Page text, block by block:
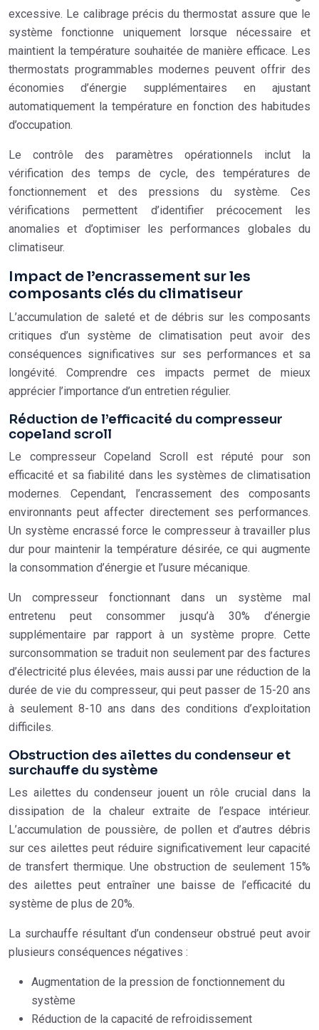
excessive. Le calibrage précis du thermostat assure que le
système fonctionne uniquement lorsque nécessaire et
maintient la température souhaitée de manière efficace. Les
thermostats programmables modernes peuvent offrir des
économies d’énergie supplémentaires en ajustant
automatiquement la température en fonction des habitudes
d’occupation.
Le contrôle des paramètres opérationnels inclut la
vérification des temps de cycle, des températures de
fonctionnement et des pressions du système. Ces
vérifications permettent d’identifier précocement les
anomalies et d’optimiser les performances globales du
climatiseur.
Impact de l’encrassement sur les
composants clés du climatiseur
L’accumulation de saleté et de débris sur les composants
critiques d’un système de climatisation peut avoir des
conséquences significatives sur ses performances et sa
longévité. Comprendre ces impacts permet de mieux
apprécier l’importance d’un entretien régulier.
Réduction de l’efficacité du compresseur
copeland scroll
Le compresseur Copeland Scroll est réputé pour son
efficacité et sa fiabilité dans les systèmes de climatisation
modernes. Cependant, l’encrassement des composants
environnants peut affecter directement ses performances.
Un système encrassé force le compresseur à travailler plus
dur pour maintenir la température désirée, ce qui augmente
la consommation d’énergie et l’usure mécanique.
Un compresseur fonctionnant dans un système mal
entretenu peut consommer jusqu’à 30% d’énergie
supplémentaire par rapport à un système propre. Cette
surconsommation se traduit non seulement par des factures
d’électricité plus élevées, mais aussi par une réduction de la
durée de vie du compresseur, qui peut passer de 15-20 ans
à seulement 8-10 ans dans des conditions d’exploitation
difficiles.
Obstruction des ailettes du condenseur et
surchauffe du système
Les ailettes du condenseur jouent un rôle crucial dans la
dissipation de la chaleur extraite de l’espace intérieur.
L’accumulation de poussière, de pollen et d’autres débris
sur ces ailettes peut réduire significativement leur capacité
de transfert thermique. Une obstruction de seulement 15%
des ailettes peut entraîner une baisse de l’efficacité du
système de plus de 20%.
La surchauffe résultant d’un condenseur obstrué peut avoir
plusieurs conséquences négatives :
Augmentation de la pression de fonctionnement du
système
Réduction de la capacité de refroidissement